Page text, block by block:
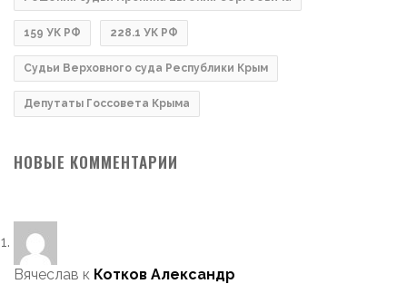
159 УК РФ 228.1 УК РФ
Судьи Верховного суда Республики Крым
Депутаты Госсовета Крыма
НОВЫЕ КОММЕНТАРИИ
Вячеслав к Котков Александр